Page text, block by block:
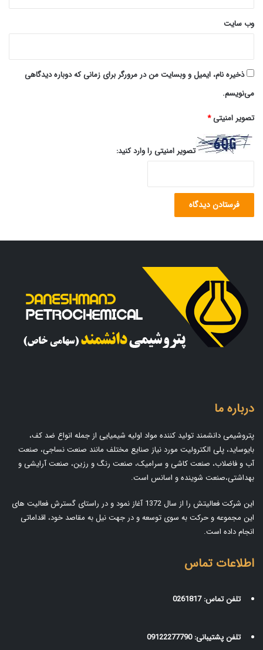
وب‌ سایت
ذخیره نام، ایمیل و وبسایت من در مرورگر برای زمانی که دوباره دیدگاهی
می‌نویسم.
تصویر امنیتی*
تصویر امنیتی را وارد کنید:
درباره ما
پتروشیمی دانشمند تولید کننده مواد اولیه شیمیایی از جمله انواع ضد کف،
بایوساید، پلی الکترولیت مورد نیاز صنایع مختلف مانند صنعت نساجی، صنعت
آب و فاضلاب، صنعت کاشی و سرامیک، صنعت رنگ و رزین، صنعت آرایشی و
بهداشتی،صنعت شوینده و اسانس است.
این شرکت فعالیتش را از سال 1372 آغاز نمود و در راستای گسترش فعالیت های
این مجموعه و حرکت به سوی توسعه و در جهت نیل به مقاصد خود، اقداماتی
انجام داده است.
اطلاعات تماس
تلفن تماس: 0261817
تلفن پشتیبانی: 09122277790